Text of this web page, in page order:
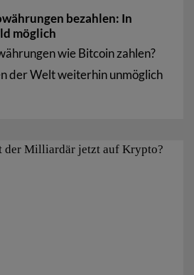
bezahlen: In
möglich
wie Bitcoin zahlen?
der Welt weiterhin unmöglich